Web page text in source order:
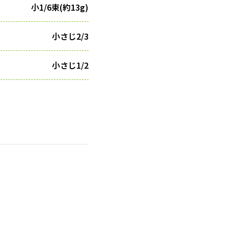
小1/6束(約13g)
小さじ2/3
小さじ1/2